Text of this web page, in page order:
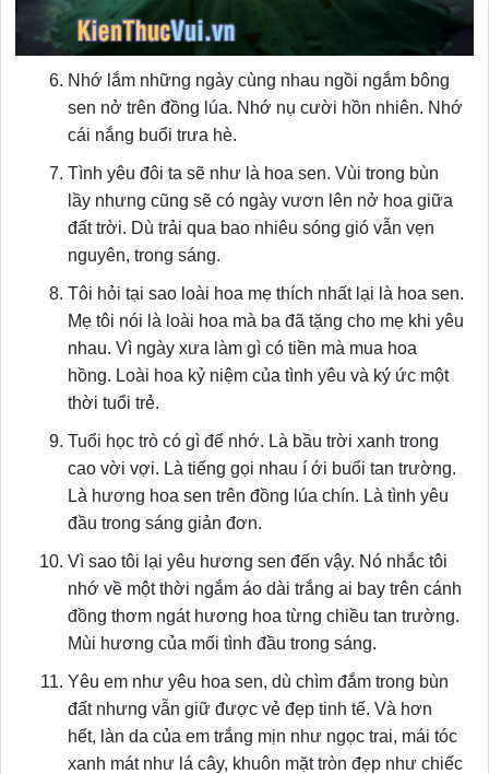
Nhớ lắm những ngày cùng nhau ngồi ngắm bông
sen nở trên đồng lúa. Nhớ nụ cười hồn nhiên. Nhớ
cái nắng buổi trưa hè.
Tình yêu đôi ta sẽ như là hoa sen. Vùi trong bùn
lầy nhưng cũng sẽ có ngày vươn lên nở hoa giữa
đất trời. Dù trải qua bao nhiêu sóng gió vẫn vẹn
nguyên, trong sáng.
Tôi hỏi tại sao loài hoa mẹ thích nhất lại là hoa sen.
Mẹ tôi nói là loài hoa mà ba đã tặng cho mẹ khi yêu
nhau. Vì ngày xưa làm gì có tiền mà mua hoa
hồng. Loài hoa kỷ niệm của tình yêu và ký ức một
thời tuổi trẻ.
Tuổi học trò có gì để nhớ. Là bầu trời xanh trong
cao vời vợi. Là tiếng gọi nhau í ới buổi tan trường.
Là hương hoa sen trên đồng lúa chín. Là tình yêu
đầu trong sáng giản đơn.
Vì sao tôi lại yêu hương sen đến vậy. Nó nhắc tôi
nhớ về một thời ngắm áo dài trắng ai bay trên cánh
đồng thơm ngát hương hoa từng chiều tan trường.
Mùi hương của mối tình đầu trong sáng.
Yêu em như yêu hoa sen, dù chìm đắm trong bùn
đất nhưng vẫn giữ được vẻ đẹp tinh tế. Và hơn
hết, làn da của em trắng mịn như ngọc trai, mái tóc
xanh mát như lá cây, khuôn mặt tròn đẹp như chiếc